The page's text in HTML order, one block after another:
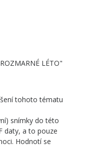
LÉTO"
tohoto tématu
snímky do této
daty, a to pouze
Hodnotí se